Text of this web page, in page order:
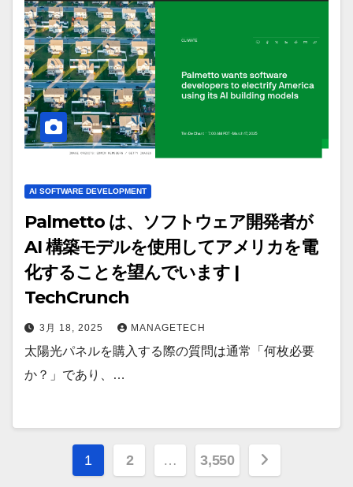
AI SOFTWARE DEVELOPMENT
Palmetto は、ソフトウェア開発者が
AI 構築モデルを使用してアメリカを電
化することを望んでいます |
TechCrunch
3月 18, 2025 MANAGETECH
太陽光パネルを購入する際の質問は通常「何枚必要
か？」であり、…
投
1 2 … 3,550